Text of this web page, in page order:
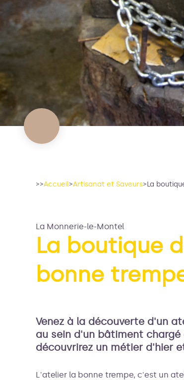
>>Accueil>Artisanat et Saveurs>La
La Monnerie-le-Montel
La boutique
bonne
Venez à la découverte d'un
au sein d'un bâtiment chargé
découvrirez un métier d'hier
L'atelier la bonne trempe, c'est un